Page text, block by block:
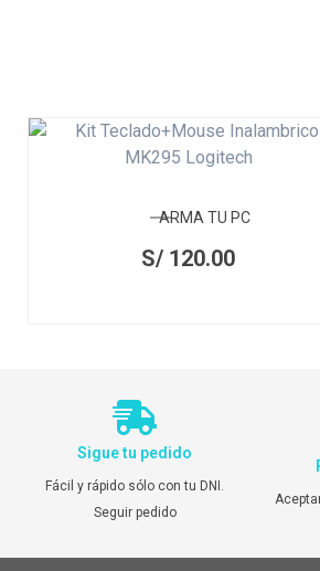
ARMA TU PC
S/ 120.00
Sigue tu pedido
Fácil y rápido sólo con tu DNI.
Seguir pedido